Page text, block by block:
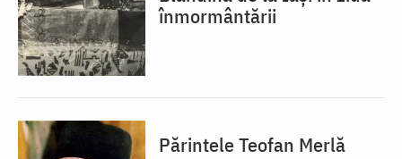
înmormântării
Părintele Teofan Merlă